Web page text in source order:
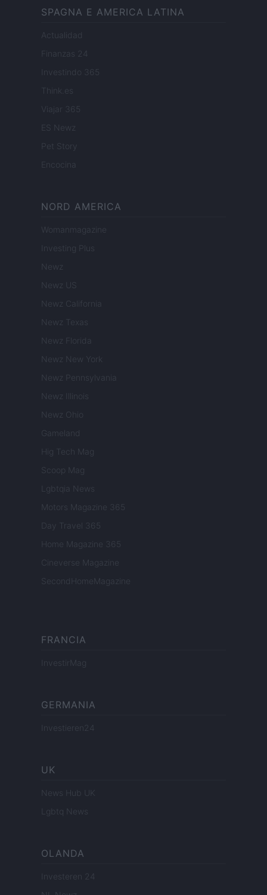
SPAGNA E AMERICA LATINA
Actualidad
Finanzas 24
Investindo 365
Think.es
Viajar 365
ES Newz
Pet Story
Encocina
NORD AMERICA
Womanmagazine
Investing Plus
Newz
Newz US
Newz California
Newz Texas
Newz Florida
Newz New York
Newz Pennsylvania
Newz Illinois
Newz Ohio
Gameland
Hig Tech Mag
Scoop Mag
Lgbtqia News
Motors Magazine 365
Day Travel 365
Home Magazine 365
Cineverse Magazine
SecondHomeMagazine
FRANCIA
InvestirMag
GERMANIA
Investieren24
UK
News Hub UK
Lgbtq News
OLANDA
Investeren 24